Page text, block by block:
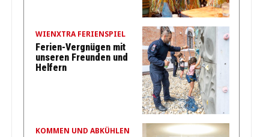
WIENXTRA FERIENSPIEL
Ferien-Vergnügen mit
unseren Freunden und
Helfern
KOMMEN UND ABKÜHLEN